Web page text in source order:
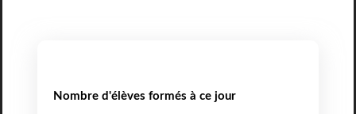
Nombre d'élèves formés à ce jour